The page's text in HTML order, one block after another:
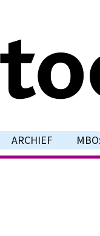
ARCHIEF